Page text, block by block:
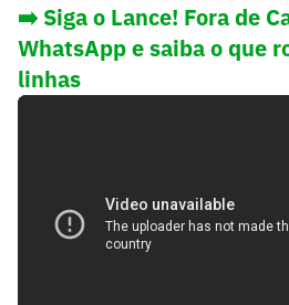
➡️ Siga o Lance! Fora de
WhatsApp e saiba o que
linhas